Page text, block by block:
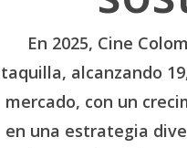
En 2025, Cine
taquilla, alcanzando
mercado, con un
en una estrategia